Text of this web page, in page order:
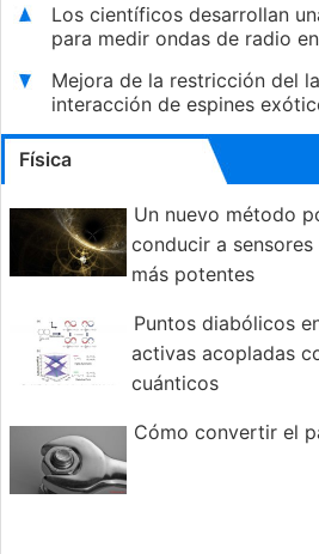
Los científicos desarrollan
para medir ondas de radio
Mejora de la restricción del
interacción de espines
Física
Un nuevo método
conducir a
más potentes
Puntos diabólicos
activas acopladas
cuánticos
Cómo convertir el